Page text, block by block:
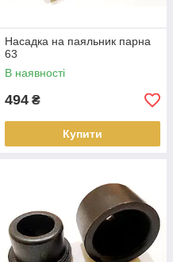
Насадка на паяльник парна
63
В наявності
494 ₴
Купити